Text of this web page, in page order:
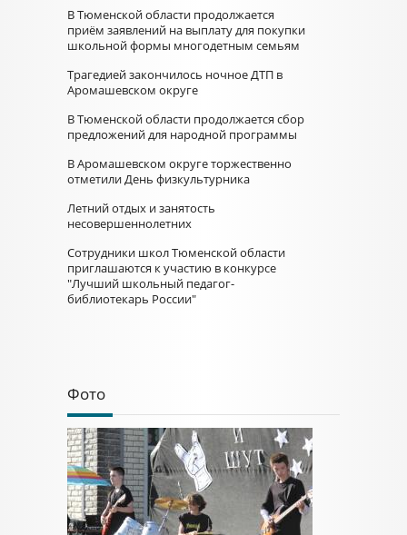
В Тюменской области продолжается
приём заявлений на выплату для покупки
школьной формы многодетным семьям
Трагедией закончилось ночное ДТП в
Аромашевском округе
В Тюменской области продолжается сбор
предложений для народной программы
В Аромашевском округе торжественно
отметили День физкультурника
Летний отдых и занятость
несовершеннолетних
Сотрудники школ Тюменской области
приглашаются к участию в конкурсе
"Лучший школьный педагог-
библиотекарь России"
Фото